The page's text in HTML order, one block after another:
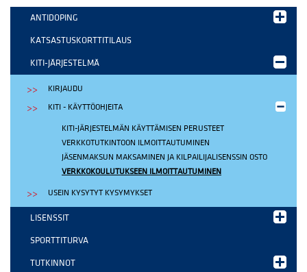
ANTIDOPING
KATSASTUSKORTTITILAUS
KITI-JÄRJESTELMÄ
KIRJAUDU
KITI - KÄYTTÖOHJEITA
KITI-JÄRJESTELMÄN KÄYTTÄMISEN PERUSTEET
VERKKOTUTKINTOON ILMOITTAUTUMINEN
JÄSENMAKSUN MAKSAMINEN JA KILPAILIJALISENSSIN OSTO
VERKKOKOULUTUKSEEN ILMOITTAUTUMINEN
USEIN KYSYTYT KYSYMYKSET
LISENSSIT
SPORTTITURVA
TUTKINNOT